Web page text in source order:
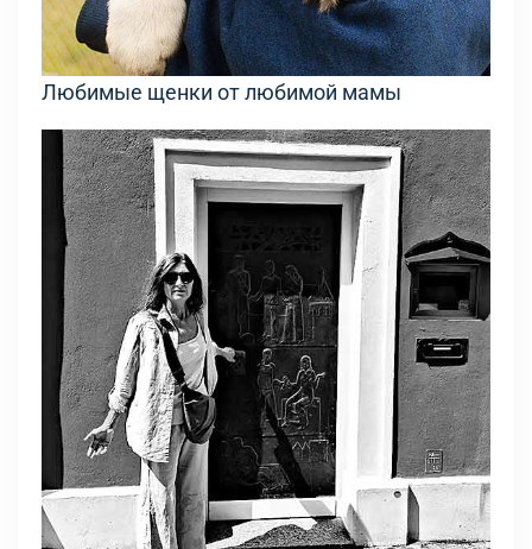
Любимые щенки от любимой мамы